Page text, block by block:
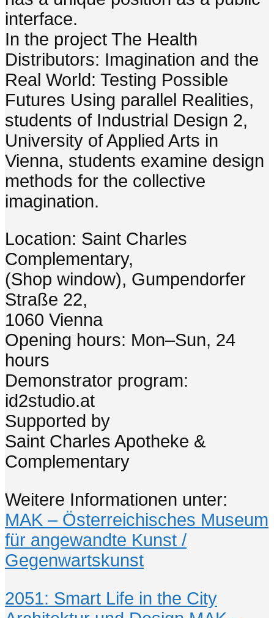
interface.
In the project The Health
Distributors: Imagination and the
Real World: Testing Possible
Futures Using parallel Realities,
students of Industrial Design 2,
University of Applied Arts in
Vienna, students examine design
methods for the collective
imagination.
Location: Saint Charles
Complementary,
(Shop window), Gumpendorfer
Straße 22,
1060 Vienna
Opening hours: Mon–Sun, 24
hours
Demonstrator program:
id2studio.at
Supported by
Saint Charles Apotheke &
Complementary
Weitere Informationen unter:
MAK – Österreichisches Museum
für angewandte Kunst /
Gegenwartskunst
2051: Smart Life in the City